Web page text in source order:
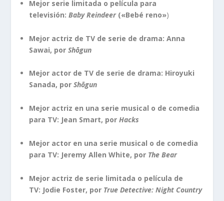
Mejor serie limitada o película para
televisión:Baby Reindeer («Bebé reno»)
Mejor actriz de TV de serie de drama: Anna
Sawai, porShōgun
Mejor actor de TV de serie de drama: Hiroyuki
Sanada, porShōgun
Mejor actriz en una serie musical o de comedia
para TV: Jean Smart, porHacks
Mejor actor en una serie musical o de comedia
para TV: Jeremy Allen White, por The Bear
Mejor actriz de serie limitada o película de
TV: Jodie Foster, por True Detective: Night Country